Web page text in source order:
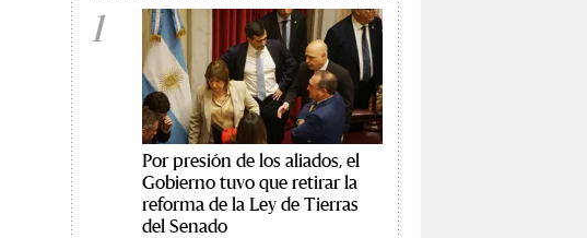
1
Por presión de los aliados, el
Gobierno tuvo que retirar la
reforma de la Ley de Tierras
del Senado